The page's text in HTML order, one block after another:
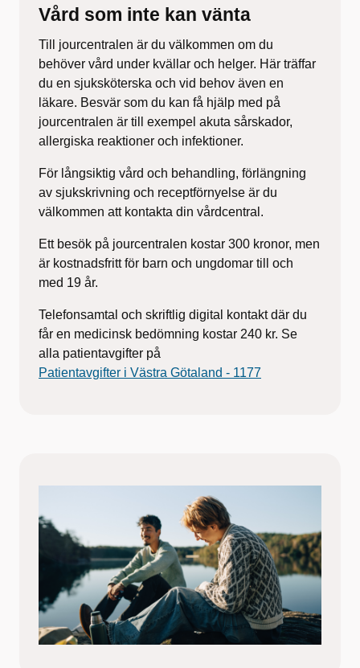
Vård som inte kan vänta
Till jourcentralen är du välkommen om du
behöver vård under kvällar och helger. Här träffar
du en sjuksköterska och vid behov även en
läkare. Besvär som du kan få hjälp med på
jourcentralen är till exempel akuta sårskador,
allergiska reaktioner och infektioner.
För långsiktig vård och behandling, förlängning
av sjukskrivning och receptförnyelse är du
välkommen att kontakta din vårdcentral.
Ett besök på jourcentralen kostar 300 kronor, men
är kostnadsfritt för barn och ungdomar till och
med 19 år.
Telefonsamtal och skriftlig digital kontakt där du
får en medicinsk bedömning kostar 240 kr. Se
alla patientavgifter på
Patientavgifter i Västra Götaland - 1177